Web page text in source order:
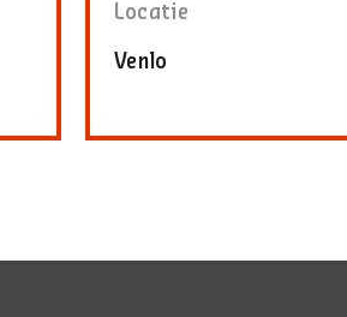
Locatie
Venlo